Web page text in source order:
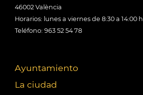
46002 València
Horarios: lunes a viernes de 8:30 a 14:00
Teléfono: 963 52 54 78
Ayuntamiento
La ciudad